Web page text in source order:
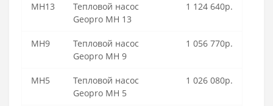
MH13
Тепловой насос
Geopro MH 13
1 124 640р.
MH9
Тепловой насос
Geopro MH 9
1 056 770р.
MH5
Тепловой насос
Geopro MH 5
1 026 080р.